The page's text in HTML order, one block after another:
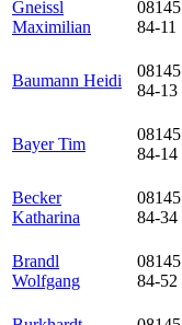
Gneissl
Maximilian
08145
84-11
Baumann Heidi
08145
84-13
Bayer Tim
08145
84-14
Becker
Katharina
08145
84-34
Brandl
Wolfgang
08145
84-52